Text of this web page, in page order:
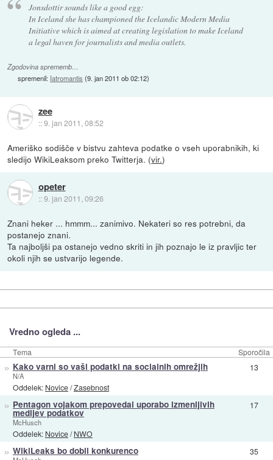
Jonsdottir sounds like a good egg:
In Iceland she has championed the Icelandic Modern Media
Initiative which is aimed at creating legislation to make Iceland
a legal haven for journalists and media outlets.
Zgodovina sprememb…
spremenil: Iatromantis (9. jan 2011 ob 02:12)
zee
::9. jan 2011, 08:52
Ameriško sodišče v bistvu zahteva podatke o vseh uporabnikih, ki
sledijo WikiLeaksom preko Twitterja. (vir.)
opeter
::9. jan 2011, 09:26
Znani heker ... hmmm... zanimivo. Nekateri so res potrebni, da
postanejo znani.
Ta najboljši pa ostanejo vedno skriti in jih poznajo le iz pravljic ter
okoli njih se ustvarijo legende.
Vredno ogleda ...
Tema Sporočila
» Kako varni so vaši podatki na socialnih omrežjih
N/A
Oddelek: Novice/Zasebnost
13
» Pentagon vojakom prepovedal uporabo izmenljivih
medijev podatkov
McHusch
Oddelek: Novice/NWO
17
» WikiLeaks bo dobil konkurenco 35